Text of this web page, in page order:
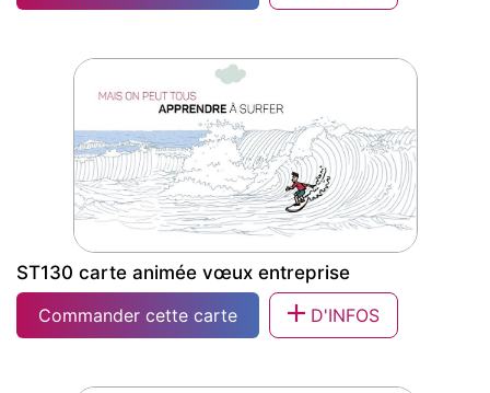
ST83 voeux pro développement
ST130 carte animée vœux entreprise
Commander cette carte
D'INFOS